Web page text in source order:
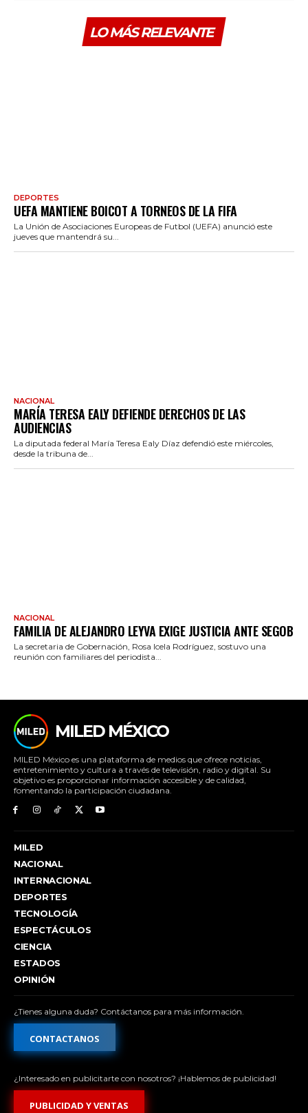
LO MÁS RELEVANTE
DEPORTES
UEFA MANTIENE BOICOT A TORNEOS DE LA FIFA
La Unión de Asociaciones Europeas de Futbol (UEFA) anunció este
jueves que mantendrá su...
NACIONAL
MARÍA TERESA EALY DEFIENDE DERECHOS DE LAS
AUDIENCIAS
La diputada federal María Teresa Ealy Díaz defendió este miércoles,
desde la tribuna de...
NACIONAL
FAMILIA DE ALEJANDRO LEYVA EXIGE JUSTICIA ANTE SEGOB
La secretaria de Gobernación, Rosa Icela Rodríguez, sostuvo una
reunión con familiares del periodista...
MILED MÉXICO
MILED México es una plataforma de medios que ofrece noticias,
entretenimiento y cultura a través de televisión, radio y digital. Su
objetivo es proporcionar información accesible y de calidad,
fomentando la participación ciudadana.
MILED
NACIONAL
INTERNACIONAL
DEPORTES
TECNOLOGÍA
ESPECTÁCULOS
CIENCIA
ESTADOS
OPINIÓN
¿Tienes alguna duda? Contáctanos para más información.
CONTACTANOS
¿Interesado en publicitarte con nosotros? ¡Hablemos de publicidad!
PUBLICIDAD Y VENTAS